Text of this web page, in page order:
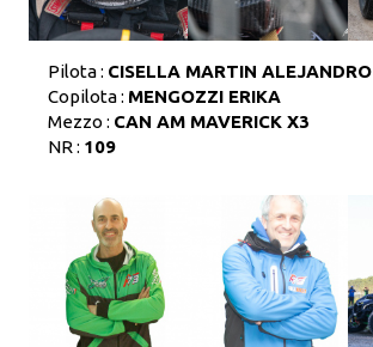
Pilota : CISELLA MARTIN ALEJANDRO
Copilota : MENGOZZI ERIKA
Mezzo : CAN AM MAVERICK X3
NR : 109